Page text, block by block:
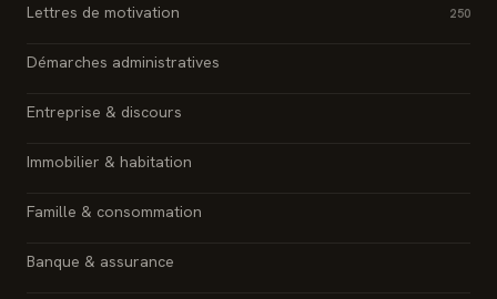
Lettres de motivation 250
Démarches administratives
Entreprise & discours
Immobilier & habitation
Famille & consommation
Banque & assurance